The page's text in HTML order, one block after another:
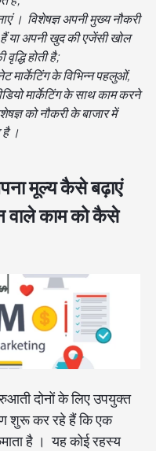
। विशेषज्ञ अपनी मुख्य नौकरी
या अपनी खुद की एजेंसी खोल
होती है;
मार्केटिंग के विभिन्न पहलुओं,
मार्केटिंग के साथ काम करने
को नौकरी के बाजार में
।
मूल्य कैसे बढ़ाएं
वाले काम को कैसे
दोनों के लिए उपयुक्त
शुरू कर रहे हैं कि एक
है । यह कोई रहस्य